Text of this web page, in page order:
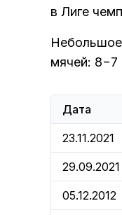
в Лиге
Небольшое
мячей: 8−7
Дата
23.11.2021
29.09.2021
05.12.2012